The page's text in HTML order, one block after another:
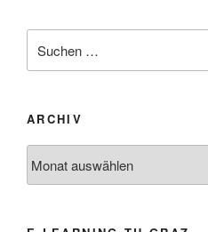
nach:
ARCHIV